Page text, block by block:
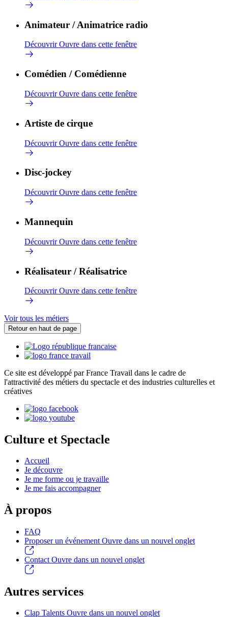
Animateur / Animatrice radio
DécouvrirOuvre dans cette fenêtre
Comédien / Comédienne
DécouvrirOuvre dans cette fenêtre
Artiste de cirque
DécouvrirOuvre dans cette fenêtre
Disc-jockey
DécouvrirOuvre dans cette fenêtre
Mannequin
DécouvrirOuvre dans cette fenêtre
Réalisateur / Réalisatrice
DécouvrirOuvre dans cette fenêtre
Voir tous les métiers
Retour en haut de page
Ce site est développé par France Travail dans le cadre de
l'attractivité des métiers du spectacle et des industries culturelles et
créatives
Culture et Spectacle
Accueil
Je découvre
Je me forme ou je travaille
Je me fais accompagner
À propos
FAQ
Proposer un événement Ouvre dans un nouvel onglet
ContactOuvre dans un nouvel onglet
Autres services
Clap Talents Ouvre dans un nouvel onglet